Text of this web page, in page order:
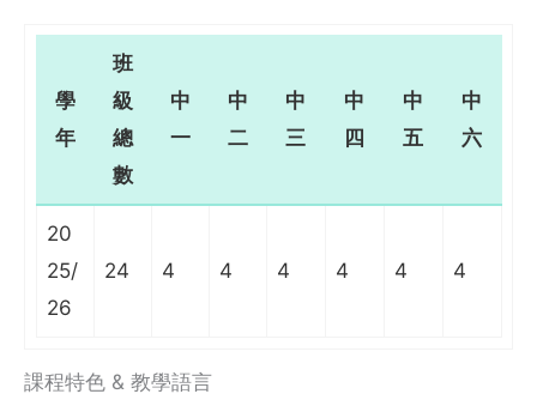
學
年
班
級
總
數
中
一
中
二
中
三
中
四
中
五
中
六
20
25/
26
24 4 4 4 4 4 4
課程特色 & 教學語言